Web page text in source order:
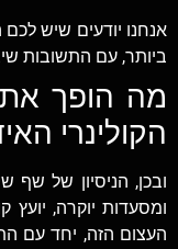
אנחנו יודעים שיש
ביותר, עם התשובות
הקולינרי
ובכן, הניסיון של שף
ומסעדות יוקרה, יועץ
העצום הזה, יחד עם